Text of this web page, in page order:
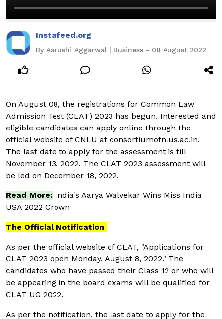
Instafeed.org
By Aarushi Aggarwal | Business - 08 August 2022
On August 08, the registrations for Common Law
Admission Test (CLAT) 2023 has begun. Interested and
eligible candidates can apply online through the
official website of CNLU at consortiumofnlus.ac.in.
The last date to apply for the assessment is till
November 13, 2022. The CLAT 2023 assessment will
be led on December 18, 2022.
Read More: India's Aarya Walvekar Wins Miss India
USA 2022 Crown
The Official Notification
As per the official website of CLAT, "Applications for
CLAT 2023 open Monday, August 8, 2022." The
candidates who have passed their Class 12 or who will
be appearing in the board exams will be qualified for
CLAT UG 2022.
As per the notification, the last date to apply for the